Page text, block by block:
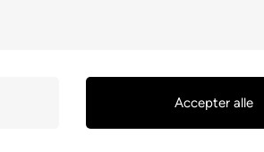
Kobling
1200W